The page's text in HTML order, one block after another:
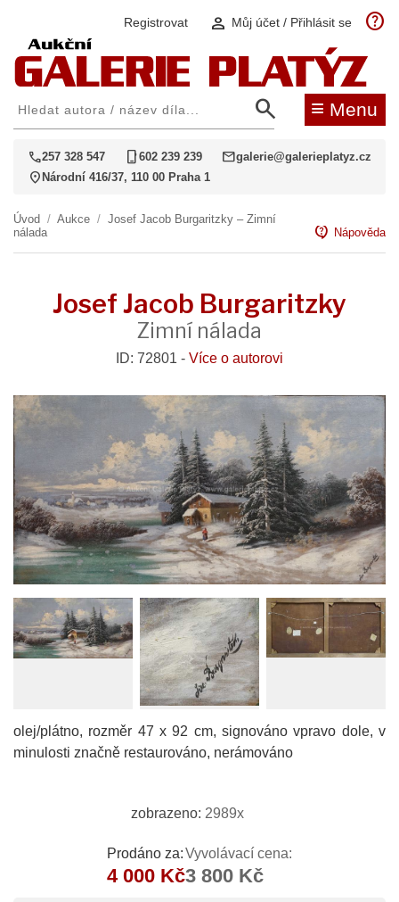
Registrovat person Můj účet / Přihlásit se help
search ≡ Menu
call257 328 547 phone_iphone602 239 239 mailgalerie@galerieplatyz.cz
location_on Národní 416/37, 110 00 Praha 1
Úvod / Aukce / Josef Jacob Burgaritzky – Zimní
nálada
contact_support Nápověda
Josef Jacob Burgaritzky
Zimní nálada
ID: 72801 - Více o autorovi
olej/plátno, rozměr 47 x 92 cm, signováno vpravo dole, v
minulosti značně restaurováno, nerámováno
zobrazeno: 2989x
Prodáno za:
4 000 Kč
Vyvolávací cena:
3 800 Kč